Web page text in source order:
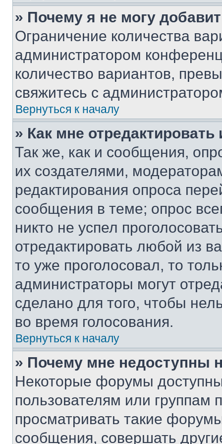
» Почему я не могу
Ограничение количества
администратором
количество вариантов,
свяжитесь с
Вернуться к началу
» Как мне
Так же, как и сообщения,
их создателями,
редактирования опроса
сообщения в теме; опрос
никто не успел
отредактировать любой из
то уже проголосовал, то
администраторы могут
сделано для того, чтобы
во время голосования.
Вернуться к началу
» Почему мне недоступны
Некоторые форумы
пользователям или группам
просматривать такие
сообщения, совершать